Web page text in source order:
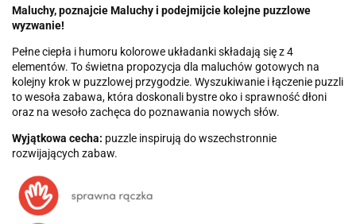
Maluchy, poznajcie Maluchy i podejmijcie kolejne puzzlowe
wyzwanie!
Pełne ciepła i humoru kolorowe układanki składają się z 4
elementów. To świetna propozycja dla maluchów gotowych na
kolejny krok w puzzlowej przygodzie. Wyszukiwanie i łączenie puzzli
to wesoła zabawa, która doskonali bystre oko i sprawność dłoni
oraz na wesoło zachęca do poznawania nowych słów.
Wyjątkowa cecha: puzzle inspirują do wszechstronnie
rozwijających zabaw.